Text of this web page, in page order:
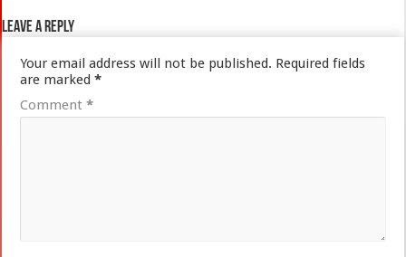
Leave a Reply
Your email address will not be published. Required fields
are marked*
Comment*